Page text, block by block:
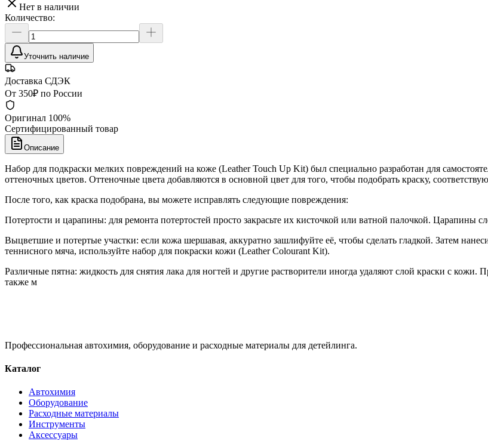
Нет в наличии
Количество:
Уточнить наличие
Доставка СДЭК
От 350₽ по России
Оригинал 100%
Сертифицированный товар
Описание
Набор для подкраски мелких повреждений на коже (Leather Touch Up Kit) был специально разработан для
оттеночных цветов. Оттеночные цвета добавляются в основной цвет для того, чтобы подобрать краску,
После того, как краска подобрана, вы можете исправлять следующие повреждения:
Потертости и царапины: для ремонта потертостей просто закрасьте их кисточкой или ватной палочкой. Царапины
Выцветшие и потертые участки: если кожа шершавая, аккуратно зашлифуйте её, чтобы сделать гладкой. Затем
теннисного мяча, используйте набор для покраски кожи (Leather Colourant Kit).
Различные пятна: жидкость для снятия лака для ногтей и другие растворители иногда удаляют слой краски с
также м
Профессиональная автохимия, оборудование и расходные материалы для детейлинга.
Каталог
Автохимия
Оборудование
Расходные материалы
Инструменты
Аксессуары